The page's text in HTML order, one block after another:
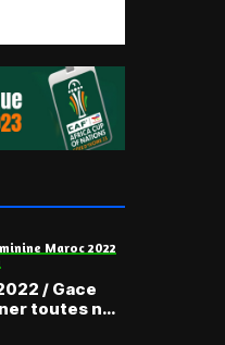
Maroc 2022
/ Gace
toutes nos
CAN… »